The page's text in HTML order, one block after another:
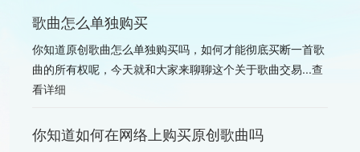
歌曲怎么单独购买
你知道原创歌曲怎么单独购买吗，如何才能彻底买断一首歌
曲的所有权呢，今天就和大家来聊聊这个关于歌曲交易...查
看详细
你知道如何在网络上购买原创歌曲吗